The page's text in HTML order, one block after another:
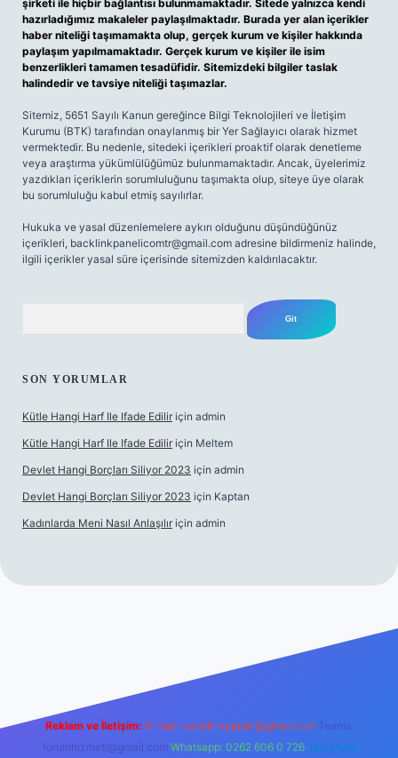
şirketi ile hiçbir bağlantısı bulunmamaktadır. Sitede yalnızca kendi
hazırladığımız makaleler paylaşılmaktadır. Burada yer alan içerikler
haber niteliği taşımamakta olup, gerçek kurum ve kişiler hakkında
paylaşım yapılmamaktadır. Gerçek kurum ve kişiler ile isim
benzerlikleri tamamen tesadüfidir. Sitemizdeki bilgiler taslak
halindedir ve tavsiye niteliği taşımazlar.
Sitemiz, 5651 Sayılı Kanun gereğince Bilgi Teknolojileri ve İletişim
Kurumu (BTK) tarafından onaylanmış bir Yer Sağlayıcı olarak hizmet
vermektedir. Bu nedenle, sitedeki içerikleri proaktif olarak denetleme
veya araştırma yükümlülüğümüz bulunmamaktadır. Ancak, üyelerimiz
yazdıkları içeriklerin sorumluluğunu taşımakta olup, siteye üye olarak
bu sorumluluğu kabul etmiş sayılırlar.
Hukuka ve yasal düzenlemelere aykırı olduğunu düşündüğünüz
içerikleri, backlinkpanelicomtr@gmail.com adresine bildirmeniz halinde,
ilgili içerikler yasal süre içerisinde sitemizden kaldırılacaktır.
SON YORUMLAR
Kütle Hangi Harf Ile Ifade Edilir için admin
Kütle Hangi Harf Ile Ifade Edilir için Meltem
Devlet Hangi Borçları Siliyor 2023 için admin
Devlet Hangi Borçları Siliyor 2023 için Kaptan
Kadınlarda Meni Nasıl Anlaşılır için admin
Betexper giriş adresi
Reklam ve İletişim: E-mail: backlinkpaneli@gmail.com Teams:
forumhizmeti@gmail.com Whatsapp: 0262 606 0 726 Telegram: